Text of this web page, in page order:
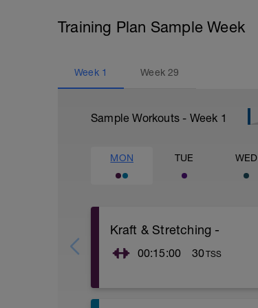
Training Plan Sample Week
Week 1 Week29
Sample Workouts - Week 1
MON TUE WED
Kraft & Stretching -
00:15:00 30TSS